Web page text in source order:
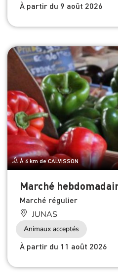
À partir du 9 août 2026
À 6 km de CALVISSON
Marché
Marché régulier
JUNAS
Animaux acceptés
À partir du 11 août 2026